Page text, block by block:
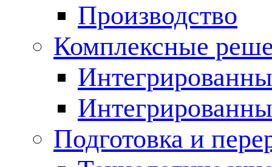
Производство
Комплексные
Подготовка и